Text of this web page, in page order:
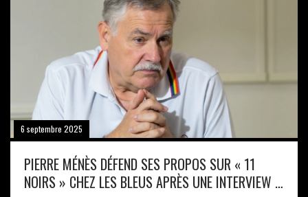
6 septembre 2025
PIERRE MÉNÈS DÉFEND SES PROPOS SUR « 11
NOIRS » CHEZ LES BLEUS APRÈS UNE INTERVIEW À